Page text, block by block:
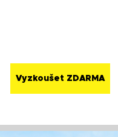
Vyzkoušet ZDARMA